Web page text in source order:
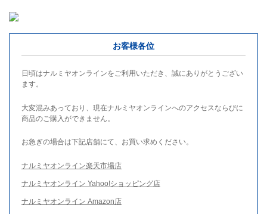
お客様各位
日頃はナルミヤオンラインをご利用いただき、誠にありがとうござい
ます。
大変混みあっており、現在ナルミヤオンラインへのアクセスならびに
商品のご購入ができません。
お急ぎの場合は下記店舗にて、お買い求めください。
ナルミヤオンライン楽天市場店
ナルミヤオンライン Yahoo!ショッピング店
ナルミヤオンライン Amazon店